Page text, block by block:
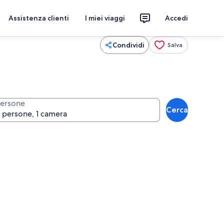
Assistenza clienti I miei viaggi Accedi
Condividi Salva
Cerca